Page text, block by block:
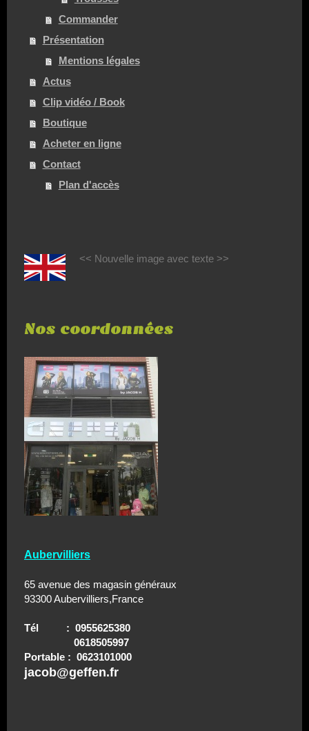
Commander
Présentation
Mentions légales
Actus
Clip vidéo / Book
Boutique
Acheter en ligne
Contact
Plan d'accès
<< Nouvelle image avec texte >>
Nos coordonnées
Aubervilliers
65 avenue des magasin généraux
93300 Aubervilliers,France
Tél : 0955625380
0618505997
Portable : 0623101000
jacob@geffen.fr